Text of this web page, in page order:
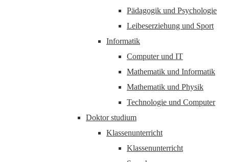
Pädagogik und Psychologie
Leibeserziehung und Sport
Informatik
Computer und IT
Mathematik und Informatik
Mathematik und Physik
Technologie und Computer
Doktor studium
Klassenunterricht
Klassenunterricht